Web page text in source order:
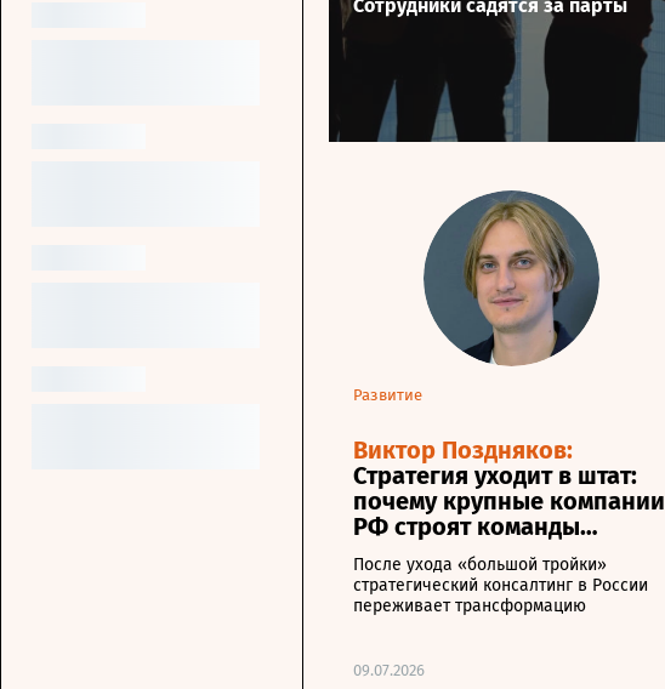
Сотрудники садятся за парты
Развитие
Виктор Поздняков:
Стратегия уходит в штат:
почему крупные компании
РФ строят команды
развития
После ухода «большой тройки»
стратегический консалтинг в России
переживает трансформацию
09.07.2026